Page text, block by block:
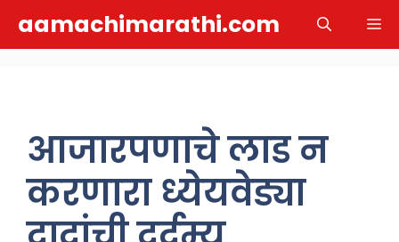
aamachimarathi.com
आजारपणाचे लाड न
करणारा ध्येयवेड्या